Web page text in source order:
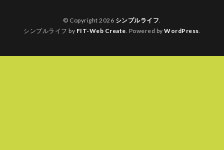
© Copyright 2026 シンプルライフ.
シンプルライフ by FIT-Web Create. Powered by WordPress.